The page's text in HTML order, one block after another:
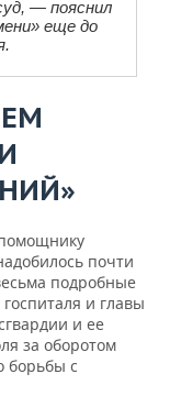
— пояснил
еще до
почти
подробные
и главы
и ее
за оборотом
борьбы с